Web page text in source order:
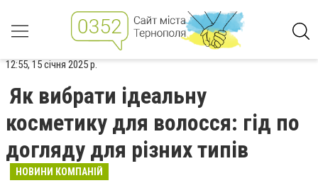
12:55, 15 січня 2025 р.
Як вибрати ідеальну
косметику для волосся: гід по
догляду для різних типів
НОВИНИ КОМПАНІЙ